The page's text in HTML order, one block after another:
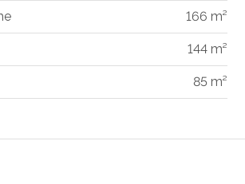
166 m²
144 m²
85 m²